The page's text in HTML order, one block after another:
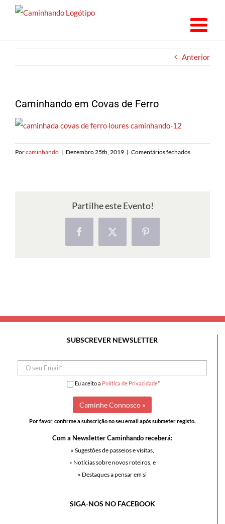
Saltar
Anterior
Caminhando em Covas de Ferro
Porcaminhando | Dezembro 25th, 2019 | Comentários fechadosem
Caminhando
Partilhe este Evento!
FacebookX Pinterest
SUBSCREVER NEWSLETTER
Eu aceito a Política de Privacidade*
Por favor, confirme a subscrição no seu email após submeter registo.
Com a Newsletter Caminhando receberá:
» Sugestões de passeios e visitas,
» Notícias sobre novos roteiros, e
» Destaques a pensar em si
SIGA-NOS NO FACEBOOK